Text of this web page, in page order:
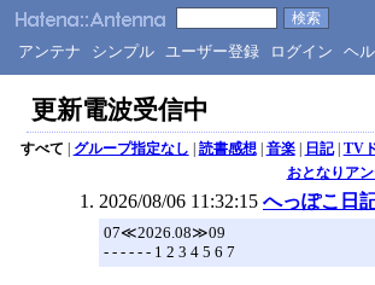
アンテナ シンプル ユーザー登録 ログイン ヘ
更新電波受信中
すべて | グループ指定なし | 読書感想| 音楽| 日記| TV
おとなりア
2026/08/06 11:32:15 へっぽこ日
07≪2026.08≫09
- - - - - - 1 2 3 4 5 6 7